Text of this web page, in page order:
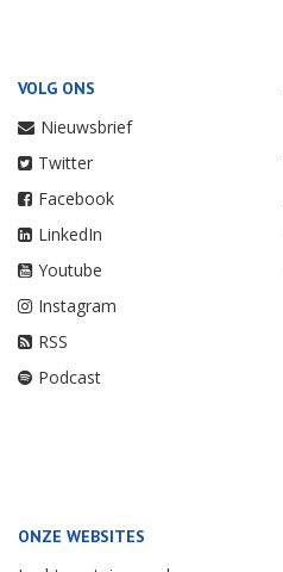
VOLG ONS
Nieuwsbrief
Twitter
Facebook
LinkedIn
Youtube
Instagram
RSS
Podcast
ONZE WEBSITES